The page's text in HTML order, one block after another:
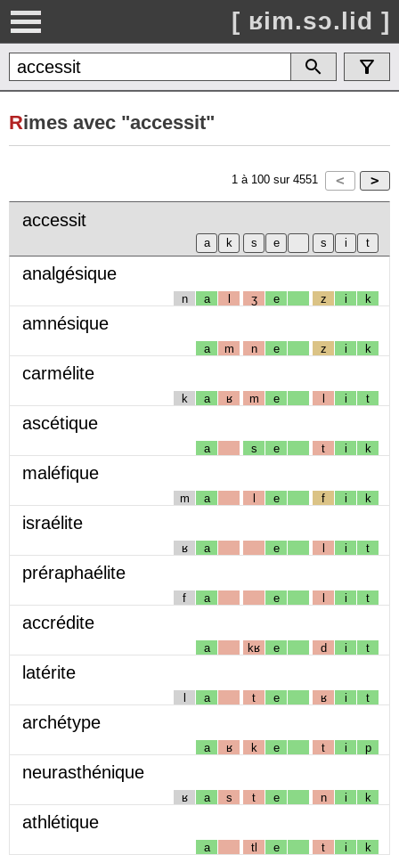
[ ʁim.sɔ.lid ]
Rimes avec "accessit"
1 à 100 sur 4551
accessit
analgésique
n a l ʒ e z i k
amnésique
a m n e z i k
carmélite
k a ʁ m e l i t
ascétique
a s e t i k
maléfique
m a l e f i k
israélite
ʁ a e l i t
préraphaélite
f a e l i t
accrédite
a kʁ e d i t
latérite
l a t e ʁ i t
archétype
a ʁ k e t i p
neurasthénique
ʁ a s t e n i k
athlétique
a tl e t i k